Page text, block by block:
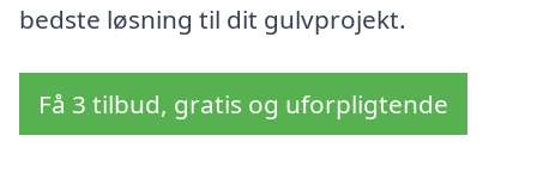
bedste løsning til dit gulvprojekt.
Få 3 tilbud, gratis og uforpligtende